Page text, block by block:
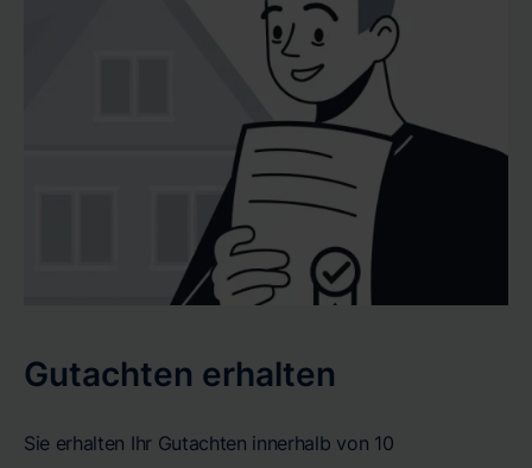
Gutachten erhalten
Sie erhalten Ihr Gutachten innerhalb von 10